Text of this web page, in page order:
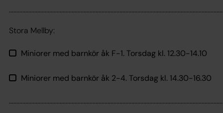
Stora Mellby:
Miniorer med barnkör åk F-1. Torsdag kl. 12.30-14.10
Miniorer med barnkör åk 2-4. Torsdag kl. 14.30-16.30